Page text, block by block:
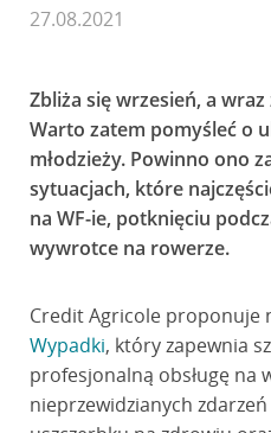
27.08.2021
Zbliża się wrzesień, a
Warto zatem pomyśleć o
młodzieży. Powinno ono
sytuacjach, które
na WF-ie, potknięciu
wywrotce na rowerze.
Credit Agricole proponuje
Wypadki, który zapewnia
profesjonalną obsługę na
nieprzewidzianych zdarzeń